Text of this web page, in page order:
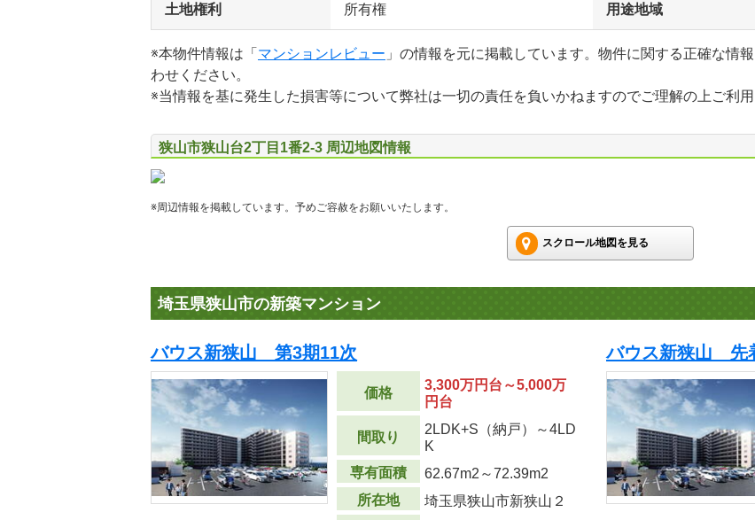
土地権利 所有権 用途地域
※本物件情報は「 マンションレビュー 」の情報を元に掲載しています。物件に関する正確な情
わせください。
※当情報を基に発生した損害等について弊社は一切の責任を負いかねますのでご理解の上ご利用
狭山市狭山台2丁目1番2-3 周辺地図情報
※周辺情報を掲載しています。予めご容赦をお願いいたします。
スクロール地図を見る
埼玉県狭山市の新築マンション
バウス新狭山 第3期11次
価格
3,300万円台～5,000万
円台
間取り
2LDK+S（納戸）～4LD
K
専有面積
62.67m2 ～72.39m2
所在地
埼玉県狭山市新狭山２
バウス新狭山 先